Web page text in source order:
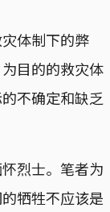
体制下的弊
目的的救灾体
不确定和缺乏
烈士。笔者为
牺牲不应该是